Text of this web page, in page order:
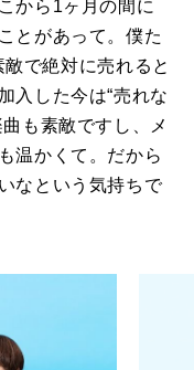
から1ヶ月の間に
とがあって。僕た
敵で絶対に売れると
入した今は“売れな
も素敵ですし、メ
温かくて。だから
なという気持ちで